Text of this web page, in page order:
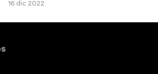
16 dic 2022